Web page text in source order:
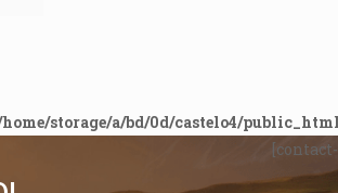
storage/a/bd/0d/castelo4/